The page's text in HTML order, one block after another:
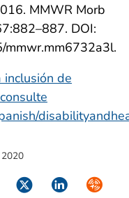
MMWR Morb
DOI:
mmwr.mm6732a3l.
inclusión de
TwitterLinkedIn